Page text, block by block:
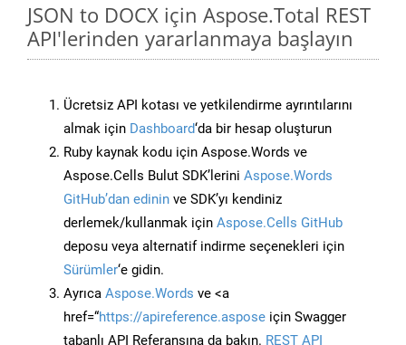
JSON to DOCX için Aspose.Total REST
API'lerinden yararlanmaya başlayın
Ücretsiz API kotası ve yetkilendirme ayrıntılarını
almak için Dashboard‘da bir hesap oluşturun
Ruby kaynak kodu için Aspose.Words ve
Aspose.Cells Bulut SDK’lerini Aspose.Words
GitHub’dan edinin ve SDK’yı kendiniz
derlemek/kullanmak için Aspose.Cells GitHub
deposu veya alternatif indirme seçenekleri için
Sürümler‘e gidin.
Ayrıca Aspose.Words ve <a
href=“https://apireference.aspose için Swagger
tabanlı API Referansına da bakın. REST API